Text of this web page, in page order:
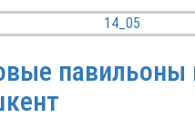
павильоны